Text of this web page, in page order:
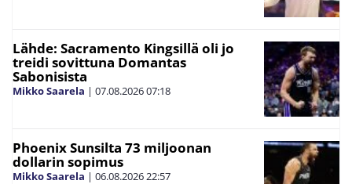
Lähde: Sacramento Kingsillä oli jo
treidi sovittuna Domantas
Sabonisista
Mikko Saarela | 07.08.202607:18
Phoenix Sunsilta 73 miljoonan
dollarin sopimus
Mikko Saarela | 06.08.202622:57